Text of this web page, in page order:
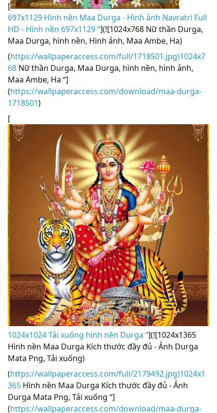
[
697x1129 Hình nền Maa Durga - Hình ảnh Navratri Full
HD - Hình nền 697x1129 “](![1024x768 Nữ thần Durga,
Maa Durga, hình nền, Hình ảnh, Maa Ambe, Ha)
(https://wallpaperaccess.com/full/1718501.jpg)1024x7
68 Nữ thần Durga, Maa Durga, hình nền, hình ảnh,
Maa Ambe, Ha “]
(https://wallpaperaccess.com/download/maa-durga-
1718501)
[
1024x1024 Tải xuống hình nền Durga “](![1024x1365
Hình nền Maa Durga Kích thước đầy đủ - Ảnh Durga
Mata Png, Tải xuống)
(https://wallpaperaccess.com/full/2179492.jpg)1024x1
365 Hình nền Maa Durga Kích thước đầy đủ - Ảnh
Durga Mata Png, Tải xuống “]
(https://wallpaperaccess.com/download/maa-durga-